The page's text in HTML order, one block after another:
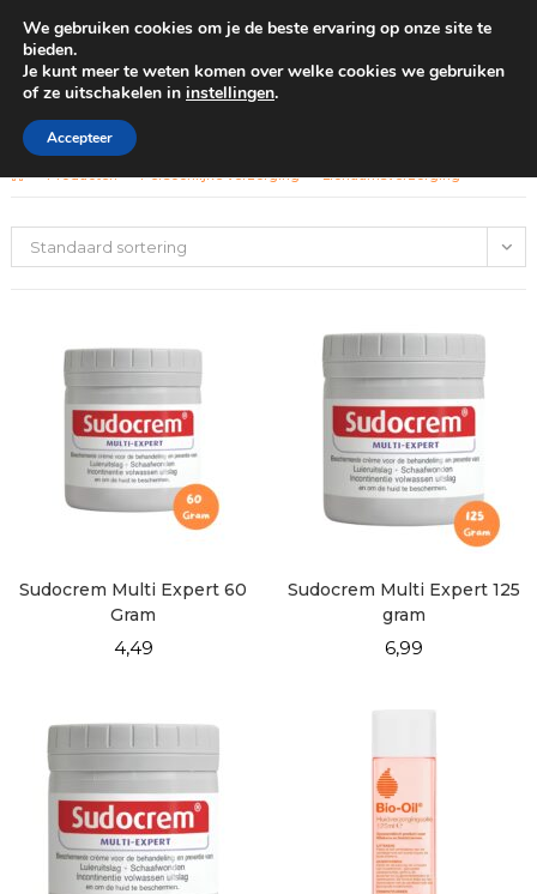
GRATIS BEZORGING VANAF €100
Lichaamsverzorging
> Producten > Persoonlijke verzorging > Lichaamsverzorging
Standaard sortering
Sudocrem Multi Expert 60
Gram
4,49
Sudocrem Multi Expert 125
gram
6,99
We gebruiken cookies om je de beste ervaring op onze site te
bieden.
Je kunt meer te weten komen over welke cookies we gebruiken
of ze uitschakelen in instellingen.
Accepteer